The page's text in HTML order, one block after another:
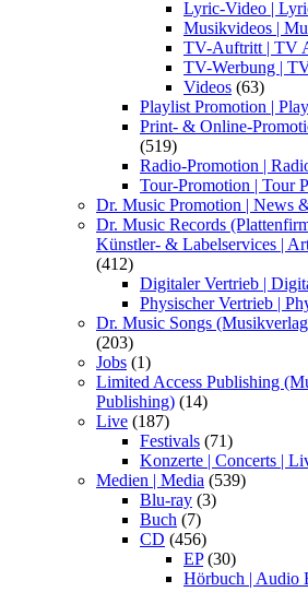
Lyric-Video |
Musikvideos |
TV-Auftritt | TV
TV-Werbung |
Videos (63)
Playlist Promotion |
Print- & Online-
(519)
Radio-Promotion |
Tour-Promotion | Tour
Dr. Music Promotion | News
Dr. Music Records
Künstler- & Labelservices |
(412)
Digitaler Vertrieb |
Physischer Vertrieb |
Dr. Music Songs
(203)
Jobs (1)
Limited Access Publishing
Publishing) (14)
Live (187)
Festivals (71)
Konzerte | Concerts |
Medien | Media (539)
Blu-ray (3)
Buch (7)
CD (456)
EP(30)
Hörbuch | Audio